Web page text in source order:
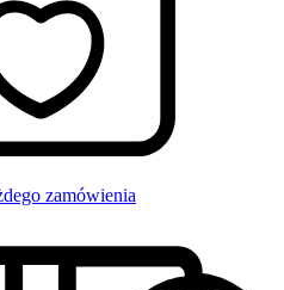
zamówienia